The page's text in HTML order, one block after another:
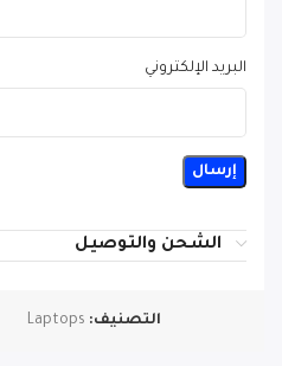
البريد الإلكتروني
الشحن والتوصيل
التصنيف: Laptops